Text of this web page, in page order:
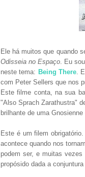
Ele há muitos que quando
Odisseia no Espaço. Eu
neste tema: Being There.
com Peter Sellers que nos
Este filme conta, na sua
"Also Sprach Zarathustra"
brilhante de uma
Este é um filem
acontece quando nos
podem ser, e muitas
propósido dada a